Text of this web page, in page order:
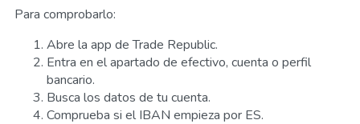
Para comprobarlo:
Abre la app de Trade Republic.
Entra en el apartado de efectivo, cuenta o perfil
bancario.
Busca los datos de tu cuenta.
Comprueba si el IBAN empieza por ES.